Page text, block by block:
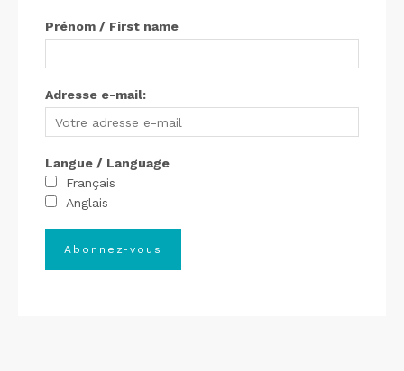
Prénom / First name
Adresse e-mail:
Langue / Language
Français
Anglais